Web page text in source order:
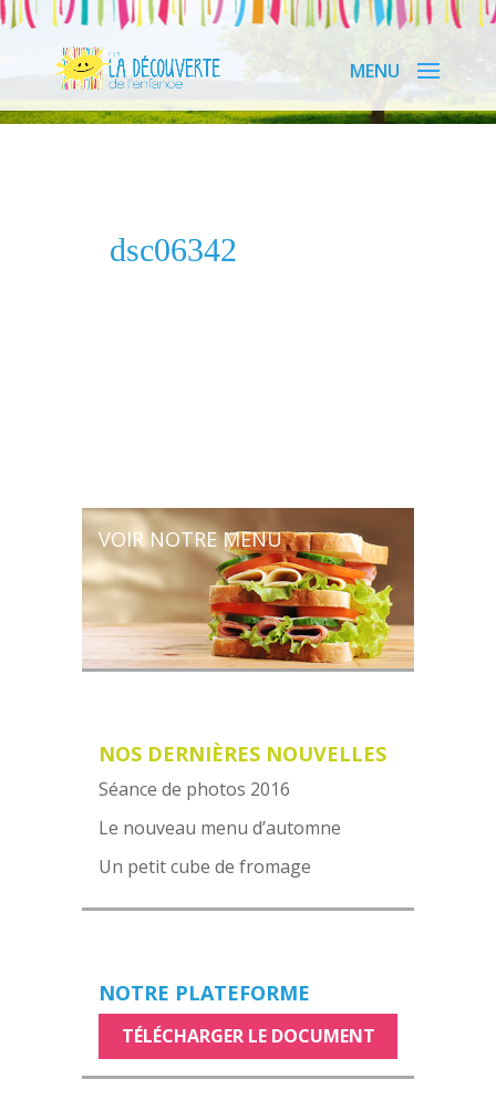
dsc06342
VOIR NOTRE MENU
NOS DERNIÈRES NOUVELLES
Séance de photos 2016
Le nouveau menu d’automne
Un petit cube de fromage
NOTRE PLATEFORME
TÉLÉCHARGER LE DOCUMENT